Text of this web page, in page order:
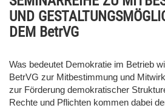
UND
DEM BetrVG
Was bedeutet Demokratie im Betrieb
BetrVG zur Mitbestimmung und
zur Förderung demokratischer
Rechte und Pflichten kommen dabei